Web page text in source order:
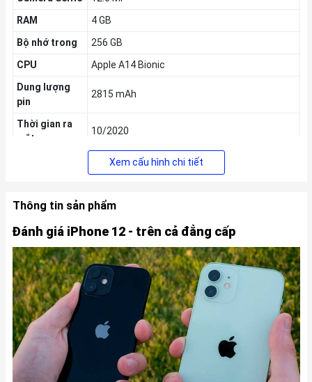
RAM
4 GB
Bộ nhớ trong
256 GB
CPU
Apple A14 Bionic
Dung lượng
pin
2815 mAh
Thời gian ra
mắt
10/2020
Xem cấu hình chi tiết
Thông tin sản phẩm
Đánh giá iPhone 12 - trên cả đẳng cấp